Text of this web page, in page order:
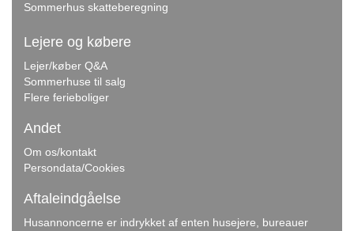
Sommerhus skatteberegning
Lejere og købere
Lejer/køber Q&A
Sommerhuse til salg
Flere ferieboliger
Andet
Om os/kontakt
Persondata/Cookies
Aftaleindgåelse
Husannoncerne er indrykket af enten husejere, bureauer